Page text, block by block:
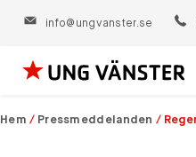
info@ungvanster.se
Hoppa
till
Hem / Pressmeddelanden /